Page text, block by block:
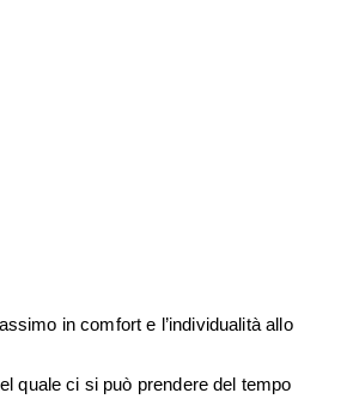
in comfort e l’individualità allo
quale ci si può prendere del tempo